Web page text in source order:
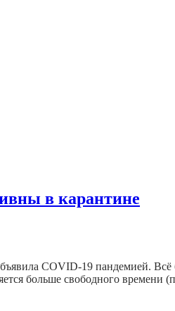
в карантине
COVID-19 пандемией.
больше свободного времени